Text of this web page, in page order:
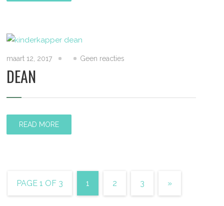
maart 12, 2017 Geen reacties
DEAN
READ MORE
PAGE 1 OF 3 1 2 3 »